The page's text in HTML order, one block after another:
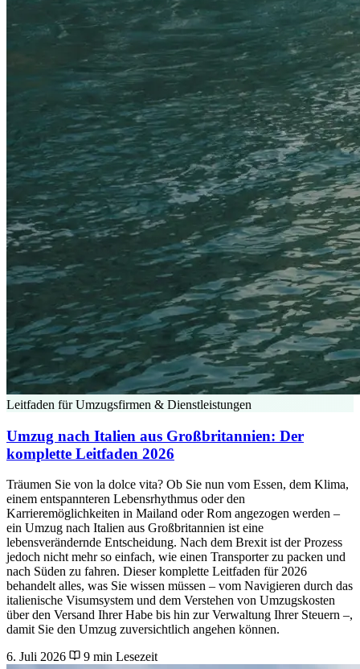
Leitfaden für Umzugsfirmen & Dienstleistungen
Umzug nach Italien aus Großbritannien: Der
komplette Leitfaden 2026
Träumen Sie von la dolce vita? Ob Sie nun vom Essen, dem Klima,
einem entspannteren Lebensrhythmus oder den
Karrieremöglichkeiten in Mailand oder Rom angezogen werden –
ein Umzug nach Italien aus Großbritannien ist eine
lebensverändernde Entscheidung. Nach dem Brexit ist der Prozess
jedoch nicht mehr so einfach, wie einen Transporter zu packen und
nach Süden zu fahren. Dieser komplette Leitfaden für 2026
behandelt alles, was Sie wissen müssen – vom Navigieren durch das
italienische Visumsystem und dem Verstehen von Umzugskosten
über den Versand Ihrer Habe bis hin zur Verwaltung Ihrer Steuern –,
damit Sie den Umzug zuversichtlich angehen können.
6. Juli 2026
9 min Lesezeit